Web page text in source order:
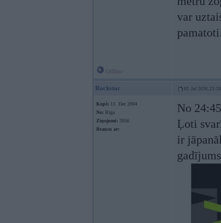
var
Rockstar 02. Jul 2026, 23:18
Kopš: 11. Dec 2004
No: Rīga
Ziņojumi: 3956
Braucu ar:
No 24:45
Ļoti
ir
gadījums